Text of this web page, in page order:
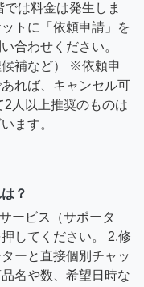
は料金は発生しま
トに「依頼申請」を
合わせください。
候補など） ※依頼申
れば、キャンセル可
人以上推奨のものは
ます。
？
ービス（サポータ
してください。 2.修
ーと直接個別チャッ
名や数、希望日時な